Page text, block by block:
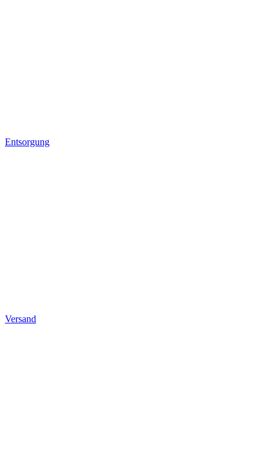
Entsorgung
Versand